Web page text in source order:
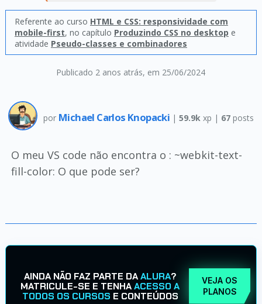
Publicado 2 anos atrás, em 25/06/2024
Referente ao curso HTML e CSS: responsividade com
mobile-first, no capítulo Produzindo CSS no desktop e
atividade Pseudo-classes e combinadores
por Michael Carlos Knopacki | 59.9k xp | 67posts
O meu VS code não encontra o : ~webkit-text-
fill-color: O que pode ser?
AINDA NÃO FAZ PARTE DAALURA?
MATRICULE-SE E TENHAACESSO A
TODOS OS CURSOS E CONTEÚDOS
VEJA OS
PLANOS